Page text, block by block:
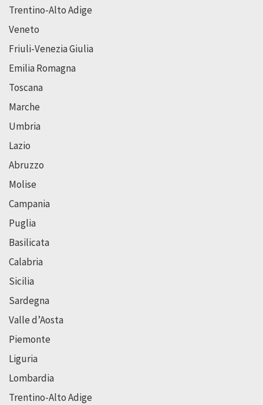
Trentino-Alto Adige
Veneto
Friuli-Venezia Giulia
Emilia Romagna
Toscana
Marche
Umbria
Lazio
Abruzzo
Molise
Campania
Puglia
Basilicata
Calabria
Sicilia
Sardegna
Valle d’Aosta
Piemonte
Liguria
Lombardia
Trentino-Alto Adige